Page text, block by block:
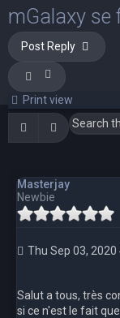
mGalaxy se
Post Reply
Print view
Search Advanced
Masterjay
Newbie
Thu Sep 03, 2020
Salut a tous, très
si ce n'est le fait